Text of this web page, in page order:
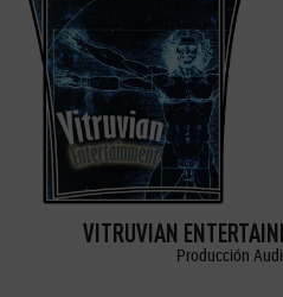
VITRUVIAN
Producción